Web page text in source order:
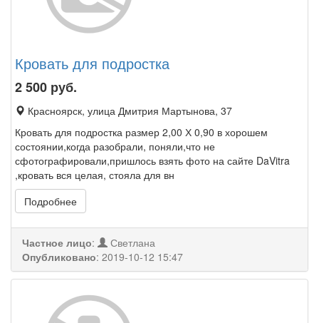
Кровать для подростка
2 500 руб.
Красноярск, улица Дмитрия Мартынова, 37
Кровать для подростка размер 2,00 Х 0,90 в хорошем
состоянии,когда разобрали, поняли,что не
сфотографировали,пришлось взять фото на сайте DaVitra
,кровать вся целая, стояла для вн
Подробнее
Частное лицо:
Светлана
Опубликовано: 2019-10-12 15:47